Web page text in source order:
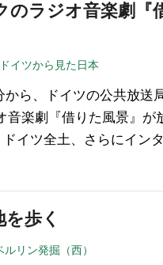
のラジオ音楽劇『
ドイツから見た日本
ら、ドイツの公共放送
音楽劇『借りた風景』が
イツ全土、さらにイン
歩く
ルリン発掘（西）